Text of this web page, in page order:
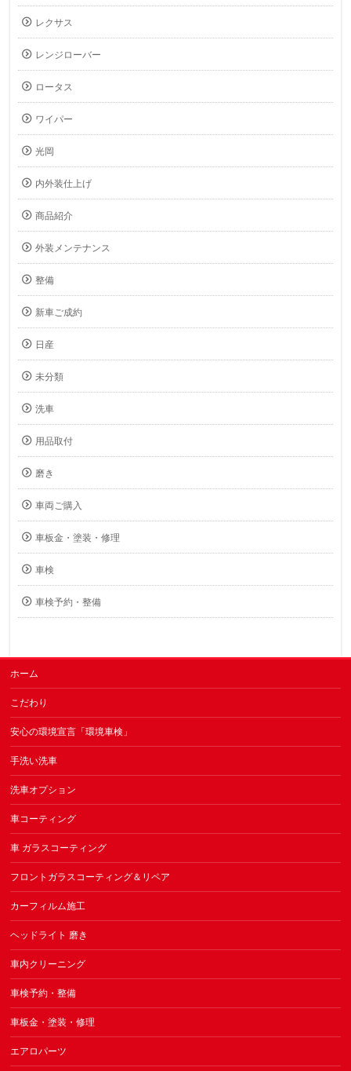
レクサス
レンジローバー
ロータス
ワイパー
光岡
内外装仕上げ
商品紹介
外装メンテナンス
整備
新車ご成約
日産
未分類
洗車
用品取付
磨き
車両ご購入
車板金・塗装・修理
車検
車検予約・整備
ホーム
こだわり
安心の環境宣言「環境車検」
手洗い洗車
洗車オプション
車コーティング
車 ガラスコーティング
フロントガラスコーティング＆リペア
カーフィルム施工
ヘッドライト 磨き
車内クリーニング
車検予約・整備
車板金・塗装・修理
エアロパーツ